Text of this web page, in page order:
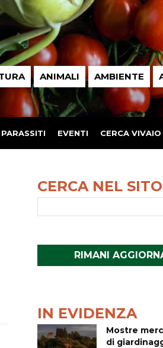
ANIMALI AMBIENTE
EVENTI CERCA VIVAIO
CERCA NEL SITO
RIMANI
IN EVIDENZA
Mostre
di